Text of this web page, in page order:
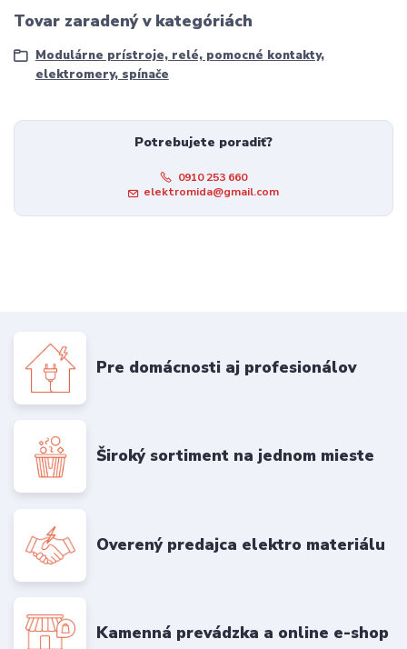
Tovar zaradený v kategóriách
Modulárne prístroje, relé, pomocné kontakty,
elektromery, spínače
Potrebujete poradiť?
0910 253 660
elektromida@gmail.com
Pre domácnosti aj profesionálov
Široký sortiment na jednom mieste
Overený predajca elektro materiálu
Kamenná prevádzka a online e-shop